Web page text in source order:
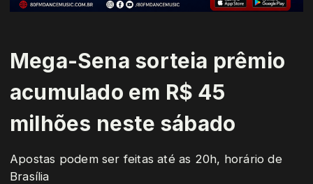
Mega-Sena sorteia prêmio
acumulado em R$ 45
milhões neste sábado
Apostas podem ser feitas até as 20h, horário de
Brasília